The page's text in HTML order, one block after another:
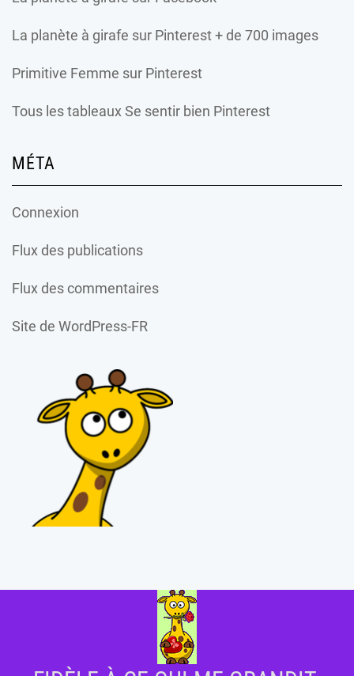
La planète à girafe sur Pinterest + de 700 images
Primitive Femme sur Pinterest
Tous les tableaux Se sentir bien Pinterest
MÉTA
Connexion
Flux des publications
Flux des commentaires
Site de WordPress-FR